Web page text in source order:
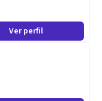
Ver perfil